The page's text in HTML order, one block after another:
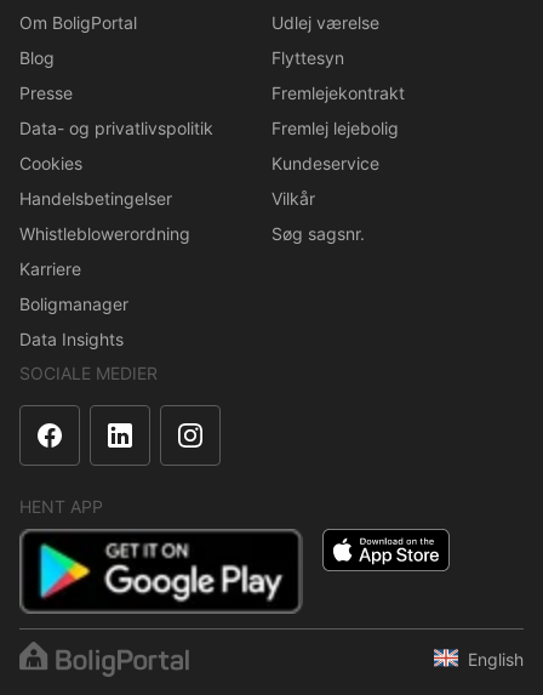
Om BoligPortal
Blog
Presse
Data- og privatlivspolitik
Cookies
Handelsbetingelser
Whistleblowerordning
Karriere
Boligmanager
Data Insights
Udlej værelse
Flyttesyn
Fremlejekontrakt
Fremlej lejebolig
Kundeservice
Vilkår
Søg sagsnr.
SOCIALE MEDIER
HENT APP
English